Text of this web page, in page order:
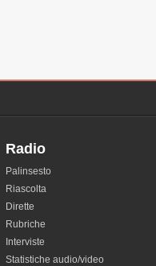
Radio
Palinsesto
Riascolta
Dirette
Rubriche
Interviste
Statistiche audio/video